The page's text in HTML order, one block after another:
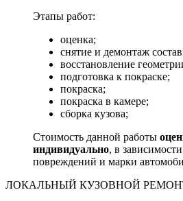
Этапы работ:
оценка;
снятие и демонтаж
восстановление
подготовка к покраске;
покраска;
покраска в камере;
сборка кузова;
Стоимость данной работы
индивидуально, в
повреждений и марки
ЛОКАЛЬНЫЙ КУЗОВНОЙ